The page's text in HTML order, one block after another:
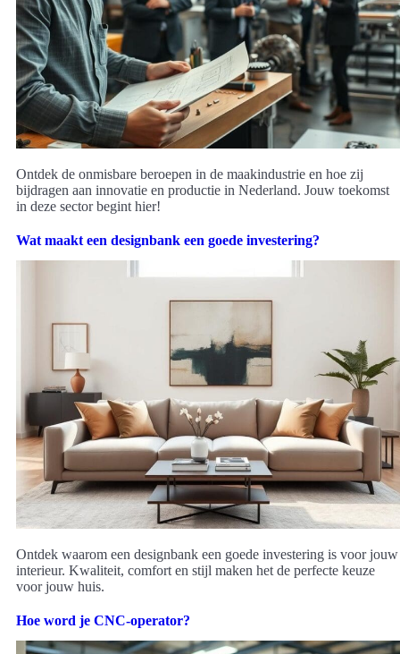
Ontdek de onmisbare beroepen in de maakindustrie en hoe zij
bijdragen aan innovatie en productie in Nederland. Jouw toekomst
in deze sector begint hier!
Wat maakt een designbank een goede investering?
Ontdek waarom een designbank een goede investering is voor jouw
interieur. Kwaliteit, comfort en stijl maken het de perfecte keuze
voor jouw huis.
Hoe word je CNC-operator?